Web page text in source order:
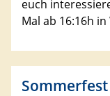
euch
Mal ab 16:16h in
Sommerfest